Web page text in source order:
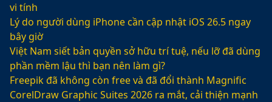
vi tính
Lý do người dùng iPhone cần cập nhật iOS 26.5 ngay
bây giờ
Việt Nam siết bản quyền sở hữu trí tuệ, nếu lỡ đã dùng
phần mềm lậu thì bạn nên làm gì?
Freepik đã không còn free và đã đổi thành Magnific
CorelDraw Graphic Suites 2026 ra mắt, cải thiện mạnh